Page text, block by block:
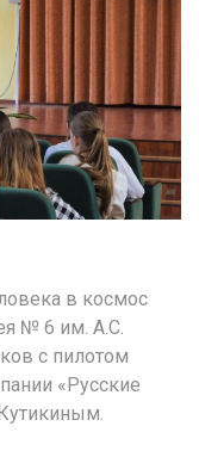
в космос
№ 6 им. А.С.
с пилотом
«Русские